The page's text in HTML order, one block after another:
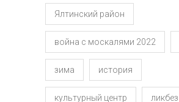
Ялтинский район
война с москалями 2022
зима история
культурный центр ликбез